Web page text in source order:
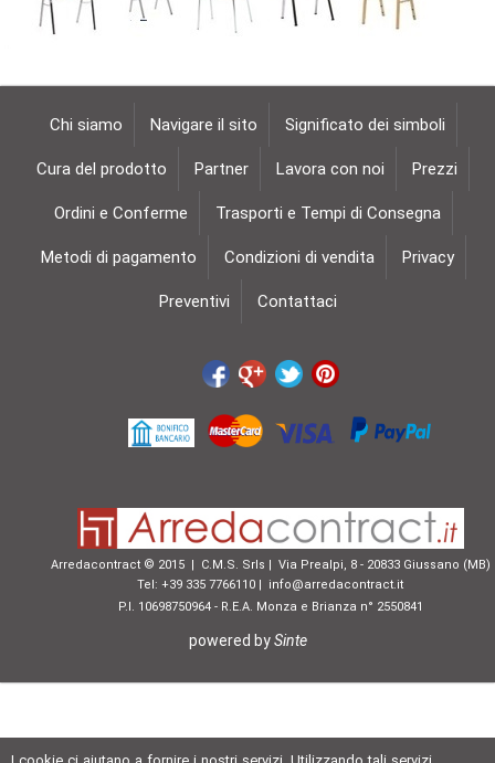
Chi siamo Navigare il sito Significato dei simboli
Cura del prodotto Partner Lavora con noi Prezzi
Ordini e Conferme Trasporti e Tempi di Consegna
Metodi di pagamento Condizioni di vendita Privacy
Preventivi Contattaci
Arredacontract © 2015 | C.M.S. Srls | Via Prealpi, 8 - 20833 Giussano (MB)
Tel: +39 335 7766110 | info@arredacontract.it
P.I. 10698750964 - R.E.A. Monza e Brianza n° 2550841
powered bySinte